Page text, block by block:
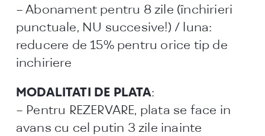
– Abonament pentru 8 zile (închirieri
punctuale, NU succesive!) / luna:
reducere de 15% pentru orice tip de
inchiriere
MODALITATI DE PLATA:
– Pentru REZERVARE, plata se face in
avans cu cel putin 3 zile inainte